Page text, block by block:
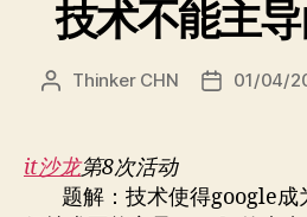
技术不能主
文
者
Thinker CHN
发 01/04/
it沙龙第8次活动
题解：技术使得google成